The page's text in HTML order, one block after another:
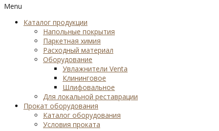
Menu
Каталог продукции
Напольные покрытия
Паркетная химия
Расходный материал
Оборудование
Увлажнители Venta
Клининговое
Шлифовальное
Для локальной реставрации
Прокат оборудования
Каталог оборудования
Условия проката